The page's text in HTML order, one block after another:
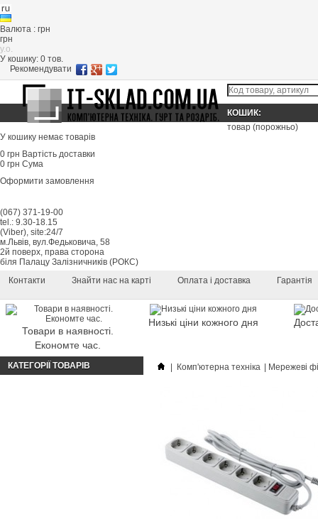
Валюта : грн
грн
y.o.
У кошику: 0 тов.
Рекомендувати
КОШИК:
товар (порожньо)
У кошику немає товарів
0 грн Вартість доставки
0 грн Сума
Оформити замовлення
(067) 371-19-00
tel.: 9.30-18.15
(Viber), site:24/7
м.Львів, вул.Федьковича, 58
2й поверх, права сторона
біля Палацу Залізничників (РОКС)
Контакти
Знайти нас на карті Оплата і доставка Гарантія
Товари в наявності.
Економте час.
Низькі ціни кожного дня
КАТЕГОРІЇ ТОВАРІВ Комп'ютерна техніка Мережеві